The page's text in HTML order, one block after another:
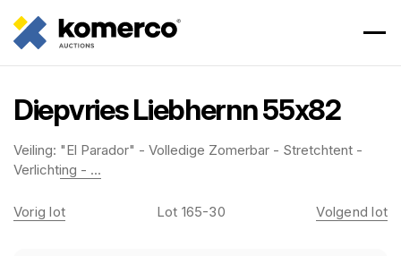
Diepvries Liebhernn 55x82
Veiling: "El Parador" - Volledige Zomerbar - Stretchtent -
Verlichting - ...
Vorig lot Lot 165-30 Volgend lot